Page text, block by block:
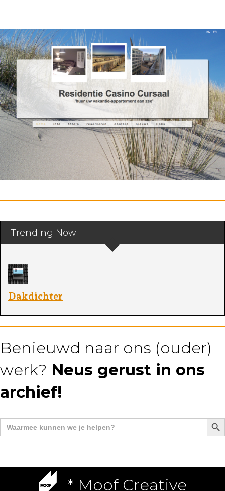
Trending Now
Dakdichter
Benieuwd naar ons (ouder)
werk? Neus gerust in ons
archief!
Zoek
naar:
* Moof Creative